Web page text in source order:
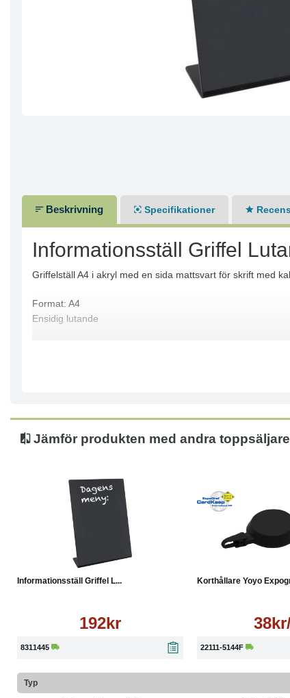
Beskrivning Specifikationer
Informationsställ Griffel
Griffelställ A4 i akryl med en sida mattsvart för skrift med
Format: A4
Ensidig lutande
Jämför produkten med andra toppsäljare
Informationsställ Griffel L...
192kr
8311445
Läs mer
Korthållare Yoyo
22111-5144F
Typ